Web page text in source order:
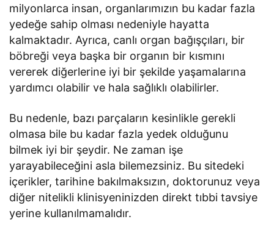
milyonlarca insan, organlarımızın bu kadar fazla
yedeğe sahip olması nedeniyle hayatta
kalmaktadır. Ayrıca, canlı organ bağışçıları, bir
böbreği veya başka bir organın bir kısmını
vererek diğerlerine iyi bir şekilde yaşamalarına
yardımcı olabilir ve hala sağlıklı olabilirler.
Bu nedenle, bazı parçaların kesinlikle gerekli
olmasa bile bu kadar fazla yedek olduğunu
bilmek iyi bir şeydir. Ne zaman işe
yarayabileceğini asla bilemezsiniz. Bu sitedeki
içerikler, tarihine bakılmaksızın, doktorunuz veya
diğer nitelikli klinisyeninizden direkt tıbbi tavsiye
yerine kullanılmamalıdır.